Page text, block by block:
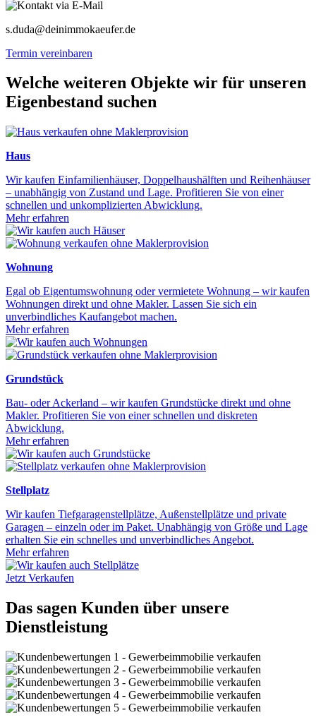
s.duda@deinimmokaeufer.de
Termin vereinbaren
Welche weiteren Objekte wir für unseren
Eigenbestand suchen
Haus
Wir kaufen Einfamilienhäuser, Doppelhaushälften und Reihenhäuser
– unabhängig von Zustand und Lage. Profitieren Sie von einer
schnellen und unkomplizierten Abwicklung.
Mehr erfahren
Wohnung
Egal ob Eigentumswohnung oder vermietete Wohnung – wir kaufen
Wohnungen direkt und ohne Makler. Lassen Sie sich ein
unverbindliches Kaufangebot machen.
Mehr erfahren
Grundstück
Bau- oder Ackerland – wir kaufen Grundstücke direkt und ohne
Makler. Profitieren Sie von einer schnellen und diskreten
Abwicklung.
Mehr erfahren
Stellplatz
Wir kaufen Tiefgaragenstellplätze, Außenstellplätze und private
Garagen – einzeln oder im Paket. Unabhängig von Größe und Lage
erhalten Sie ein schnelles und unverbindliches Angebot.
Mehr erfahren
Jetzt Verkaufen
Das sagen Kunden über unsere
Dienstleistung